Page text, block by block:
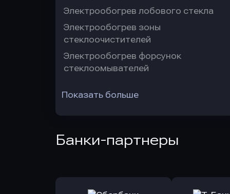
Электрообогрев лобового стекла
Электрообогрев зоны
стеклоочистителей
Электрообогрев форсунок
стеклоомывателей
Показать больше
Банки-партнеры